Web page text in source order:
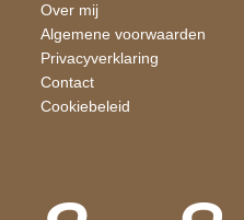
Over mij
Algemene voorwaarden
Privacyverklaring
Contact
Cookiebeleid